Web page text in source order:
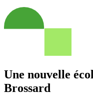
Une nouvelle
Brossard